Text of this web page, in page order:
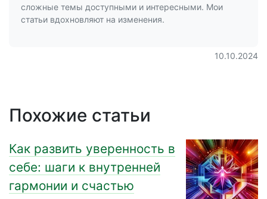
сложные темы доступными и интересными. Мои
статьи вдохновляют на изменения.
10.10.2024
Похожие статьи
Как развить уверенность в
себе: шаги к внутренней
гармонии и счастью